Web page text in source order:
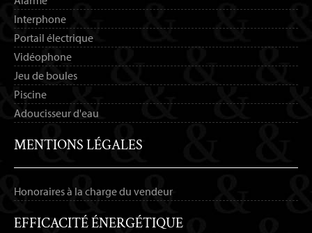
Interphone
Portail électrique
Vidéophone
Jeu de boules
Piscine
Adoucisseur d'eau
MENTIONS LÉGALES
Honoraires à la charge du vendeur
EFFICACITÉ ÉNERGÉTIQUE